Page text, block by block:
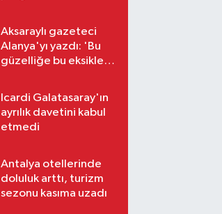
Aksaraylı gazeteci
Alanya'yı yazdı: 'Bu
güzelliğe bu eksikler
Icardi Galatasaray'ın
ayrılık davetini kabul
etmedi
Antalya otellerinde
doluluk arttı, turizm
sezonu kasıma uzadı